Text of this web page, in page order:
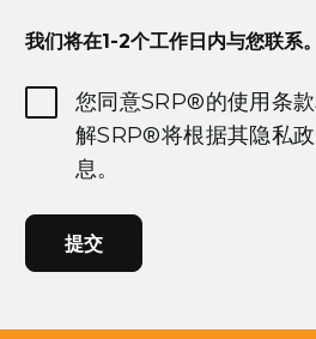
我们将在1-2个工作日内与您联系。
Consent
您同意SRP®的使用条
解SRP®将根据其隐私
息。
CAPTCHA